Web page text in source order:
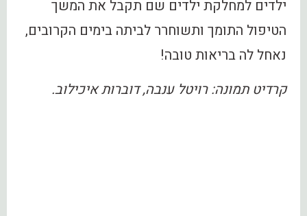
ילדים למחלקת ילדים שם תקבל את המשך
הטיפול התומך ותשוחרר לביתה בימים הקרובים,
נאחל לה בריאות טובה!
קרדיט תמונה: רויטל ענבה, דוברות איכילוב.